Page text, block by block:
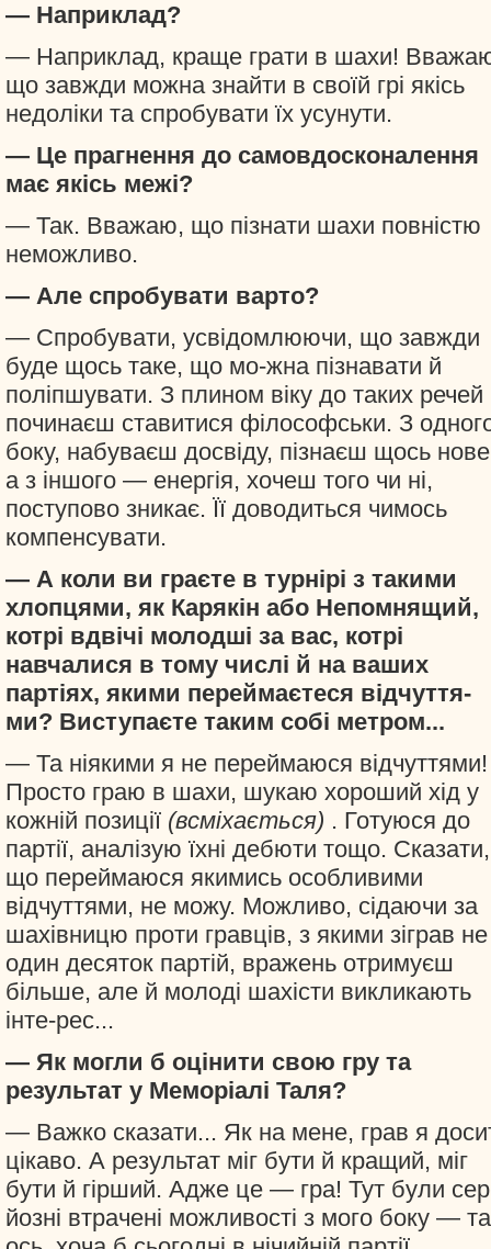
— Наприклад?
— Наприклад, краще грати в шахи!
що завжди можна знайти в своїй грі якісь
недоліки та спробувати їх усунути.
— Це прагнення до самовдосконалення
має якісь межі?
— Так. Вважаю, що пізнати шахи повністю
неможливо.
— Але спробувати варто?
— Спробувати, усвідомлюючи, що завжди
буде щось таке, що мо-жна пізнавати й
поліпшувати. З плином віку до таких речей
починаєш ставитися філософськи. З
боку, набуваєш досвіду, пізнаєш щось
а з іншого — енергія, хочеш того чи ні,
поступово зникає. Її доводиться чимось
компенсувати.
— А коли ви граєте в турнірі з такими
хлопцями, як Карякін або Непомнящий,
котрі вдвічі молодші за вас, котрі
навчалися в тому числі й на ваших
партіях, якими переймаєтеся відчуття-
ми? Виступаєте таким собі метром...
— Та ніякими я не переймаюся відчуттями!
Просто граю в шахи, шукаю хороший хід у
кожній позиції (всміхається) . Готуюся до
партії, аналізую їхні дебюти тощо. Сказати,
що переймаюся якимись особливими
відчуттями, не можу. Можливо, сідаючи за
шахівницю проти гравців, з якими зіграв не
один десяток партій, вражень отримуєш
більше, але й молоді шахісти викликають
інте-рес...
— Як могли б оцінити свою гру та
результат у Меморіалі Таля?
— Важко сказати... Як на мене, грав я
цікаво. А результат міг бути й кращий, міг
бути й гірший. Адже це — гра! Тут були
йозні втрачені можливості з мого боку — та